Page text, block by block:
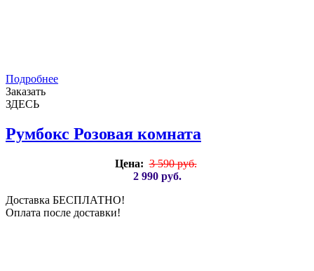
Подробнее
Заказать
ЗДЕСЬ
Румбокс Розовая комната
Цена: 3 590 руб.
2 990 руб.
Доставка БЕСПЛАТНО!
Оплата после доставки!